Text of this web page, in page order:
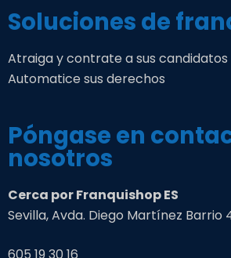
Soluciones de
Atraiga y contrate a sus candidatos
Automatice sus derechos
Póngase en
nosotros
Cerca por Franquishop ES
Sevilla, Avda. Diego Martínez Barrio
605 19 30 16